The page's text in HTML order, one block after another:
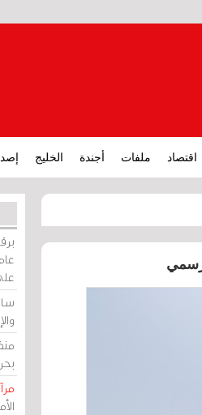
اقتصاد ملفات أجندة الخليج